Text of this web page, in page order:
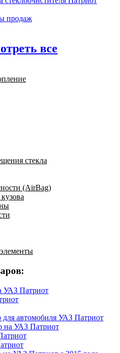
продаж
все
стекла
(AirBag)
УАЗ Патриот
автомобиля УАЗ Патриот
на УАЗ Патриот